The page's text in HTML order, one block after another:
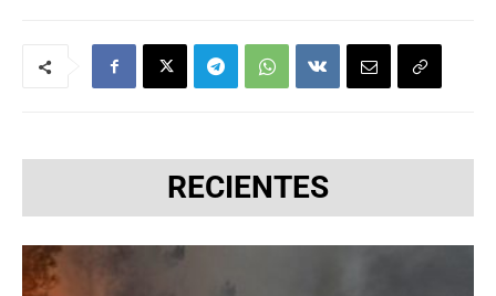
RECIENTES